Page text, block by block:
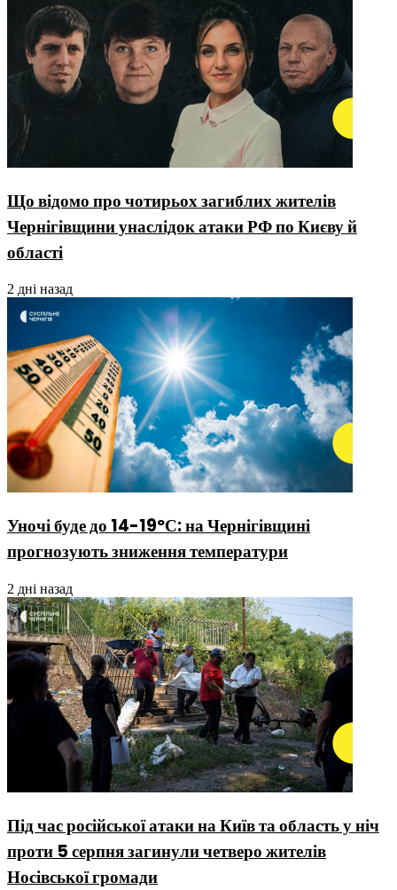
Що відомо про чотирьох загиблих жителів
Чернігівщини унаслідок атаки РФ по Києву й
області
2 дні назад
Уночі буде до 14-19ºС: на Чернігівщині
прогнозують зниження температури
2 дні назад
Під час російської атаки на Київ та область у ніч
проти 5 серпня загинули четверо жителів
Носівської громади